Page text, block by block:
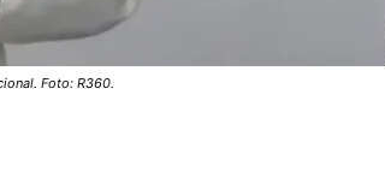
Foto: R360.